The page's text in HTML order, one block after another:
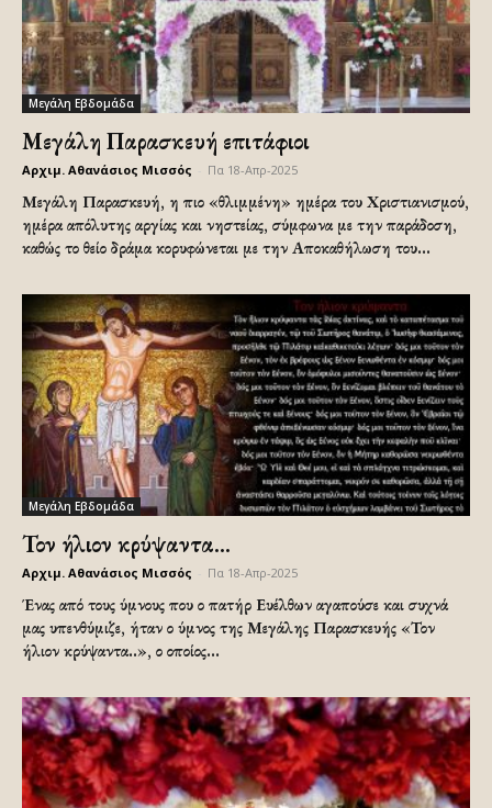
Μεγάλη Εβδομάδα
Μεγάλη Παρασκευή επιτάφιοι
Αρχιμ. Αθανάσιος Μισσός Πα 18-Απρ-2025
Μεγάλη Παρασκευή, η πιο «θλιμμένη» ημέρα του Χριστιανισμού,
ημέρα απόλυτης αργίας και νηστείας, σύμφωνα με την παράδοση,
καθώς το θείο δράμα κορυφώνεται με την Αποκαθήλωση του...
Μεγάλη Εβδομάδα
Τον ήλιον κρύψαντα…
Αρχιμ. Αθανάσιος Μισσός Πα 18-Απρ-2025
Ένας από τους ύμνους που ο πατήρ Ευέλθων αγαπούσε και συχνά
μας υπενθύμιζε, ήταν ο ύμνος της Μεγάλης Παρασκευής «Τον
ήλιον κρύψαντα..», ο οποίος...